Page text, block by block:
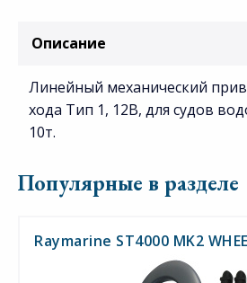
Описание
Линейный механический
хода Тип 1, 12В, для судов
10т.
Популярные в разделе
Raymarine ST4000 MK2